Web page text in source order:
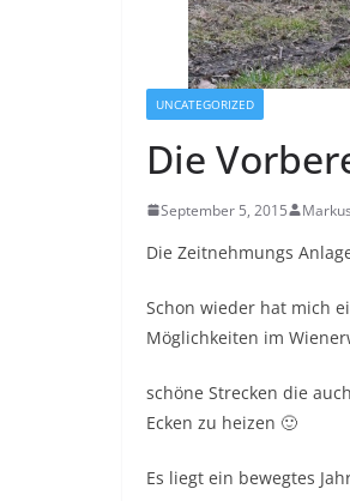
UNCATEGORIZED
Die
September 5, 2015
Die Zeitnehmungs
Schon wieder hat mich
Möglichkeiten im
schöne Strecken die
Ecken zu heizen 🙂
Es liegt ein bewegtes